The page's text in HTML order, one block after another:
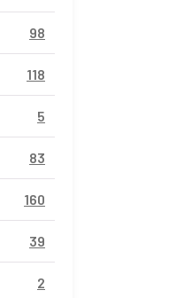
98
118
5
83
160
39
2